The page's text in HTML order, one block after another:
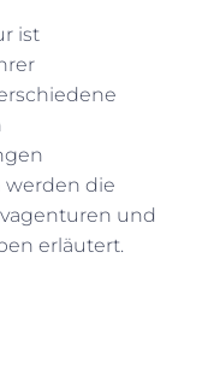
ist
werden die
und
erläutert.